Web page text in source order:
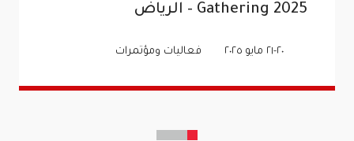
Gathering 2025 – الرياض
٢٠-٢١ مايو ٢٠٢٥ فعاليات ومؤتمرات